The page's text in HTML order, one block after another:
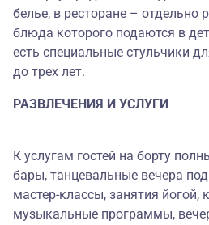
белье, в ресторане – отдельно
блюда которого подаются в
есть специальные стульчики
до трех лет.
РАЗВЛЕЧЕНИЯ И УСЛУГИ
К услугам гостей на борту
бары, танцевальные вечера
мастер-классы, занятия йогой,
музыкальные программы,